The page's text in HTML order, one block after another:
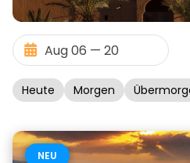
Heute Morgen
NEU